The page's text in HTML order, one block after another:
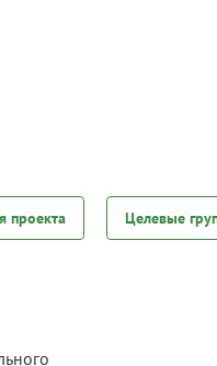
проекта Целевые